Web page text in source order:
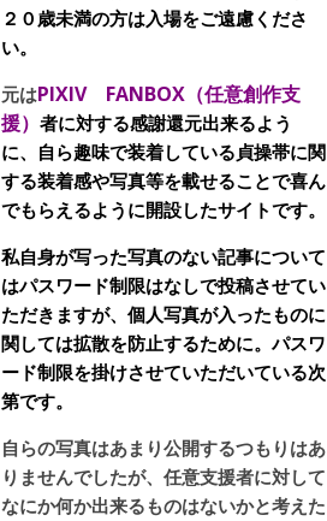
２０歳未満の方は入場をご遠慮くださ
い。
元はPIXIV FANBOX（任意創作支
援） 者に対する感謝還元出来るよう
に、自ら趣味で装着している貞操帯に関
する装着感や写真等を載せることで喜ん
でもらえるように開設したサイトです。
私自身が写った写真のない記事について
はパスワード制限はなしで投稿させてい
ただきますが、個人写真が入ったものに
関しては拡散を防止するために。パスワ
ード制限を掛けさせていただいている次
第です。
自らの写真はあまり公開するつもりはあ
りませんでしたが、任意支援者に対して
なにか何か出来るものはないかと考えた